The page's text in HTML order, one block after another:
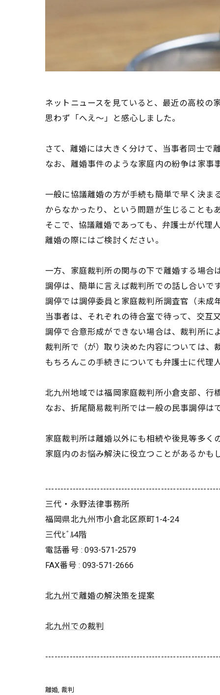
ネットニュースを見ていると、最近の高校の
思わず「へえ～」と感心しました。
さて、離婚には大きく分けて、当事者同士で
なお、離婚事件のような家庭内の紛争は家事
一般に協議離婚の方が手続も簡単で早く決ま
からなかったり、という問題が生じることもあ
そこで、協議離婚であっても、弁護士が代理
離婚の際にはご検討ください。
一方、家庭裁判所の関与の下で離婚する場合
調停は、簡単に言えば裁判所での話し合いです
調停では調停委員と家庭裁判所調査官（未成
当事者は、それぞれの待合室で待って、交互
調停で合意形成ができない場合は、裁判所に
裁判所で（が）取り決めた内容については、
もちろんこの手続きについても弁護士に代理
北九州地域では福岡家庭裁判所小倉支部、行
なお、折尾簡易裁判所では一般の民事調停は
家庭裁判所は離婚以外にも相続や後見等多く
家庭内のお悩み解決に役立つことがあるかも
三代・永野法律事務所
福岡県北九州市小倉北区原町1-4-24
三代ﾋﾞﾙ4階
電話番号 : 093-571-2579
FAX番号 : 093-571-2666
北九州で離婚の解決策を提案
北九州での裁判
離婚 裁判